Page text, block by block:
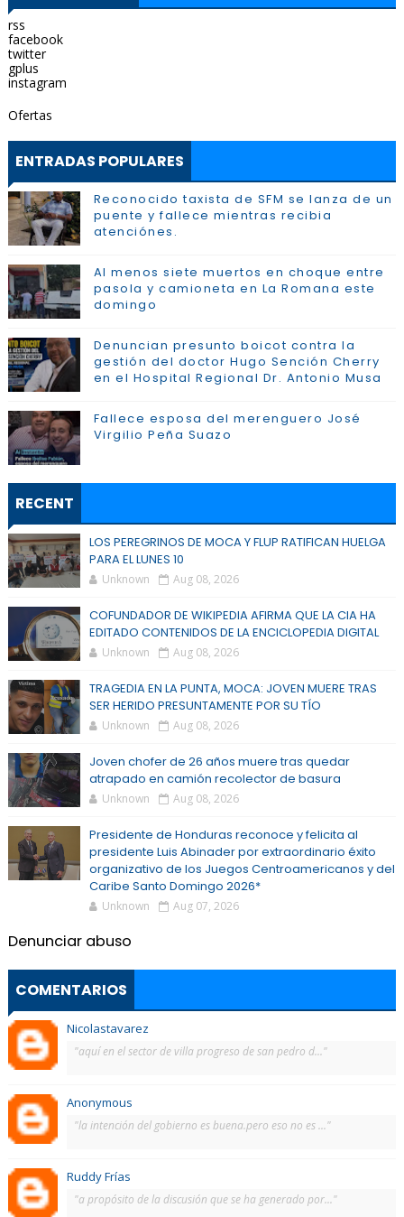
rss
facebook
twitter
gplus
instagram
Ofertas
ENTRADAS POPULARES
Reconocido taxista de SFM se lanza de un
puente y fallece mientras recibia
atenciónes.
Al menos siete muertos en choque entre
pasola y camioneta en La Romana este
domingo
Denuncian presunto boicot contra la
gestión del doctor Hugo Sención Cherry
en el Hospital Regional Dr. Antonio Musa
Fallece esposa del merenguero José
Virgilio Peña Suazo
RECENT
LOS PEREGRINOS DE MOCA Y FLUP RATIFICAN HUELGA
PARA EL LUNES 10
Unknown Aug 08, 2026
COFUNDADOR DE WIKIPEDIA AFIRMA QUE LA CIA HA
EDITADO CONTENIDOS DE LA ENCICLOPEDIA DIGITAL
Unknown Aug 08, 2026
TRAGEDIA EN LA PUNTA, MOCA: JOVEN MUERE TRAS
SER HERIDO PRESUNTAMENTE POR SU TÍO
Unknown Aug 08, 2026
Joven chofer de 26 años muere tras quedar
atrapado en camión recolector de basura
Unknown Aug 08, 2026
Presidente de Honduras reconoce y felicita al
presidente Luis Abinader por extraordinario éxito
organizativo de los Juegos Centroamericanos y del
Caribe Santo Domingo 2026*
Unknown Aug 07, 2026
Denunciar abuso
COMENTARIOS
Nicolastavarez
"aquí en el sector de villa progreso de san pedro d..."
Anonymous
"la intención del gobierno es buena.pero eso no es ..."
Ruddy Frías
"a propósito de la discusión que se ha generado por..."